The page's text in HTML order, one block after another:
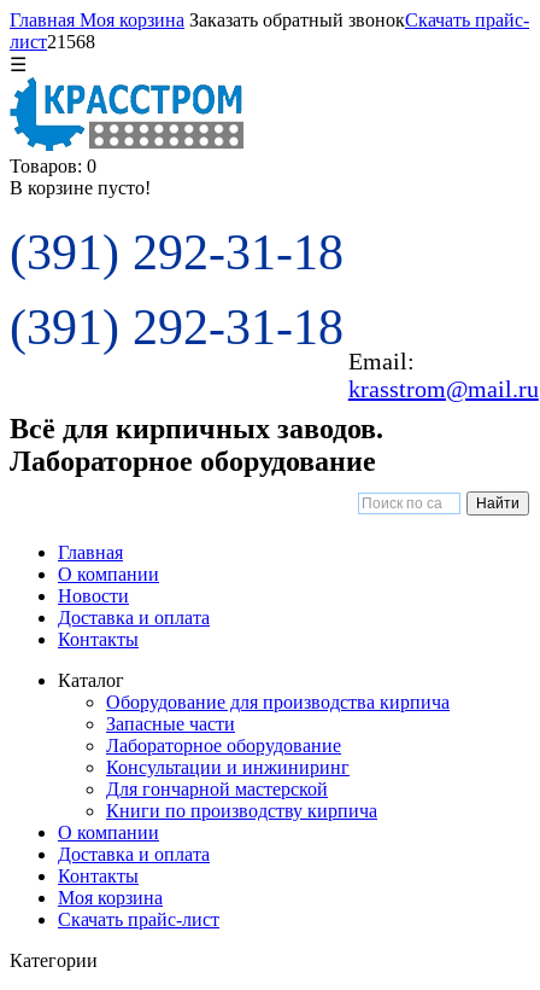
Главная Моя корзина Заказать обратный звонокСкачать прайс-
лист21568
☰
Товаров: 0
В корзине пусто!
(391) 292-31-18
(391) 292-31-18
Email:
krasstrom@mail.ru
Всё для кирпичных заводов.
Лабораторное оборудование
Главная
О компании
Новости
Доставка и оплата
Контакты
Каталог
Оборудование для производства кирпича
Запасные части
Лабораторное оборудование
Консультации и инжиниринг
Для гончарной мастерской
Книги по производству кирпича
О компании
Доставка и оплата
Контакты
Моя корзина
Скачать прайс-лист
Категории